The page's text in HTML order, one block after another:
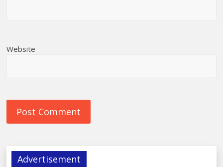
Website
Advertisement